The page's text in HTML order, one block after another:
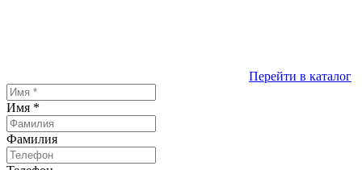
Перейти в каталог
Имя *
Фамилия